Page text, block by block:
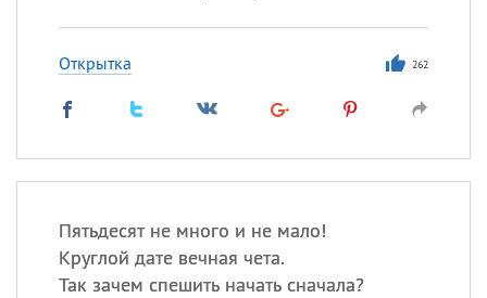
Открытка 262
Пятьдесят не много и не мало!
Круглой дате вечная чета.
Так зачем спешить начать сначала?
Посмотреть значениеи
происхождение